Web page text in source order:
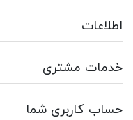
اطلاعات
خدمات مشتری
حساب کاربری شما